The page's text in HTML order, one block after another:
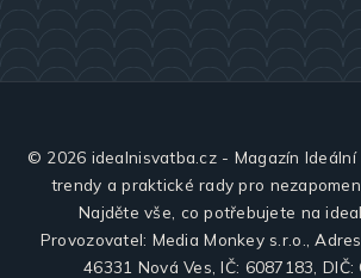
© 2026 idealnisvatba.cz - Magazín Ideální
trendy a praktické rady pro
Najděte vše, co potřebujete na
Provozovatel: Media Monkey s.r.o.,
46331 Nová Ves, IČ: 6087183, DIČ: